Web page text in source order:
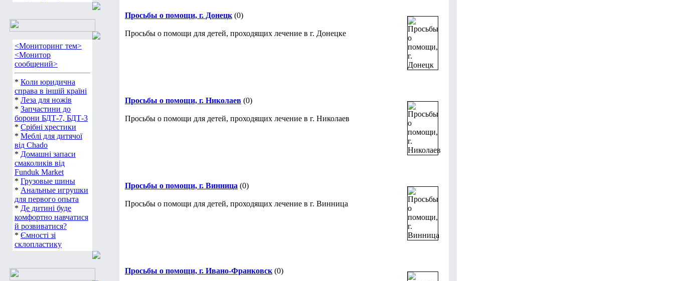
<Мониторинг тем>
<Монитор
сообщений>
* Коли юридична
справа в іншій країні
* Леза для ножів
* Запчастини до
борони БДТ-7, БДТ-3
* Срібні хрестики
* Меблі для дитячої
від Chado
* Домашні запаси
смаколиків від
Funduk Market
* Грузовые шины
* Анальные игрушки
для первого опыта
* Де дитині буде
комфортно навчатися
й розвиватися?
* Ємності зі
склопластику
Просьбы о помощи, г. Донецк (0)
Просьбы о помощи для детей, проходящих лечение в г. Донецке
Просьбы о помощи, г. Николаев (0)
Просьбы о помощи для детей, проходящих лечение в г. Николаев
Просьбы о помощи, г. Винница (0)
Просьбы о помощи для детей, проходящих лечение в г. Винница
Просьбы о помощи, г. Ивано-Франковск (0)